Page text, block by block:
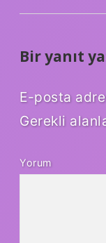
Bir yanıt
E-posta
Gerekli
Yorum